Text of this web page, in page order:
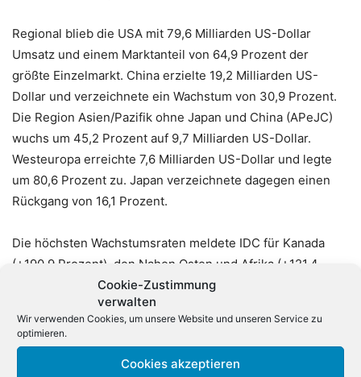
Cookie-Zustimmung
verwalten
Wir verwenden Cookies, um unsere Website und unseren Service zu
optimieren.
Cookies akzeptieren
Regional blieb die USA mit 79,6 Milliarden US-Dollar
Umsatz und einem Marktanteil von 64,9 Prozent der
größte Einzelmarkt. China erzielte 19,2 Milliarden US-
Dollar und verzeichnete ein Wachstum von 30,9 Prozent.
Die Region Asien/Pazifik ohne Japan und China (APeJC)
wuchs um 45,2 Prozent auf 9,7 Milliarden US-Dollar.
Westeuropa erreichte 7,6 Milliarden US-Dollar und legte
um 80,6 Prozent zu. Japan verzeichnete dagegen einen
Rückgang von 16,1 Prozent.
Die höchsten Wachstumsraten meldete IDC für Kanada
(+190,9 Prozent), den Nahen Osten und Afrika (+121,4
Prozent) sowie Lateinamerika (+64,1 Prozent).
Unter den Anbietern belegte Dell Technologies im ersten
Quartal 2026 mit einem Umsatzanteil von 16,5 Prozent den
ersten Platz. Das Unternehmen steigerte seine Erlöse im